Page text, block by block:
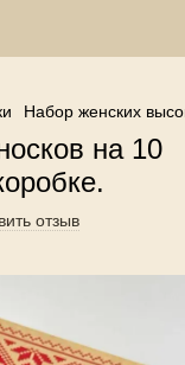
Набор женских
на 10
отзыв